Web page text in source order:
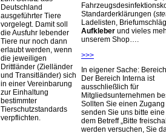
Deutschland
ausgeführter Tiere
vorgelegt. Damit soll
die Ausfuhr lebender
Tiere nur noch dann
erlaubt werden, wenn
die jeweiligen
Drittländer (Zielländer
und Transitländer) sich
in einer Vereinbarung
zur Einhaltung
bestimmter
Tierschutzstandards
verpflichten.
Standarderklärungen (
Ladelisten,
Aufkleber und vieles
unserem Shop….
>>>
In eigener Sache:
Der Bereich Interna ist
ausschließlich für
Mitgliedsunternehmen
Sollten Sie einen
senden Sie uns bitte
dem Betreff „Bitte
werden versuchen, Sie